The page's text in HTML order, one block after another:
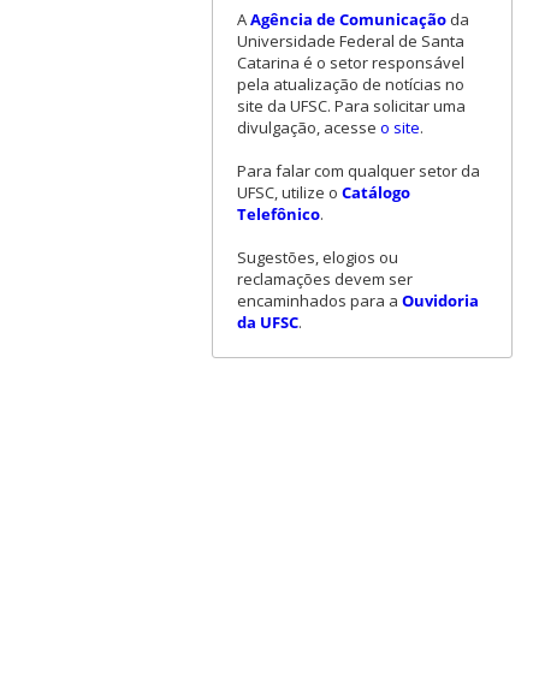
AAgência de Comunicaçãoda
Universidade Federal de Santa
Catarina é o setor responsável
pela atualização de notícias no
site da UFSC. Para solicitar uma
divulgação, acesse o site.
Para falar com qualquer setor da
UFSC, utilize o Catálogo
Telefônico.
Sugestões, elogios ou
reclamações devem ser
encaminhados para a Ouvidoria
da UFSC.